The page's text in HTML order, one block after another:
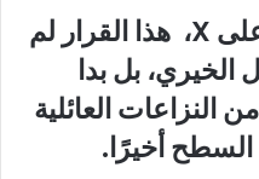
ووفقًا لحساب Aykırı على X، هذا القرار لم
بل بدا
العائلية
أخيرًا.